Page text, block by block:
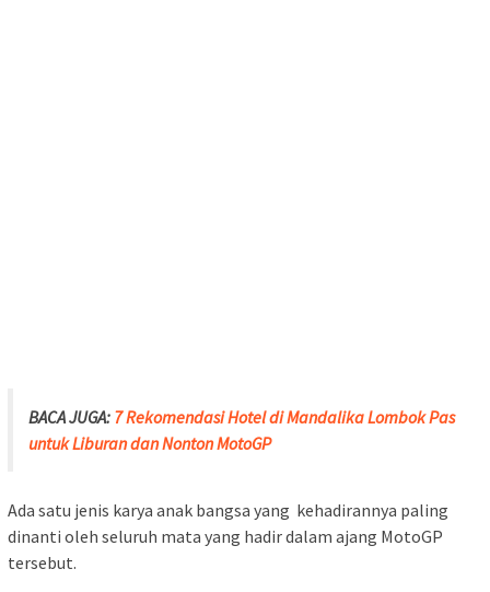
BACA JUGA: 7 Rekomendasi Hotel di Mandalika Lombok Pas
untuk Liburan dan Nonton MotoGP
Ada satu jenis karya anak bangsa yang kehadirannya paling
dinanti oleh seluruh mata yang hadir dalam ajang MotoGP
tersebut.